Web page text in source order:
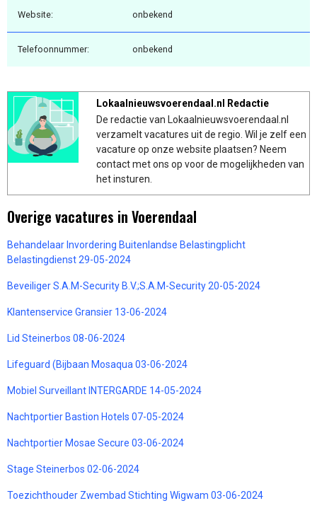
Website: onbekend
Telefoonnummer: onbekend
Lokaalnieuwsvoerendaal.nl Redactie
De redactie van Lokaalnieuwsvoerendaal.nl
verzamelt vacatures uit de regio. Wil je zelf een
vacature op onze website plaatsen? Neem
contact met ons op voor de mogelijkheden van
het insturen.
Overige vacatures in Voerendaal
Behandelaar Invordering Buitenlandse Belastingplicht
Belastingdienst 29-05-2024
Beveiliger S.A.M-Security B.V.;S.A.M-Security 20-05-2024
Klantenservice Gransier 13-06-2024
Lid Steinerbos 08-06-2024
Lifeguard (Bijbaan Mosaqua 03-06-2024
Mobiel Surveillant INTERGARDE 14-05-2024
Nachtportier Bastion Hotels 07-05-2024
Nachtportier Mosae Secure 03-06-2024
Stage Steinerbos 02-06-2024
Toezichthouder Zwembad Stichting Wigwam 03-06-2024